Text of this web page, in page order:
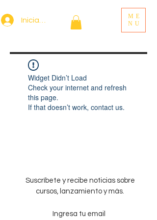
Iniciar sesión
ME
NU
Widget Didn’t Load
Check your internet and refresh
this page.
If that doesn’t work, contact us.
Suscríbete y recibe noticias sobre
cursos, lanzamiento y más.